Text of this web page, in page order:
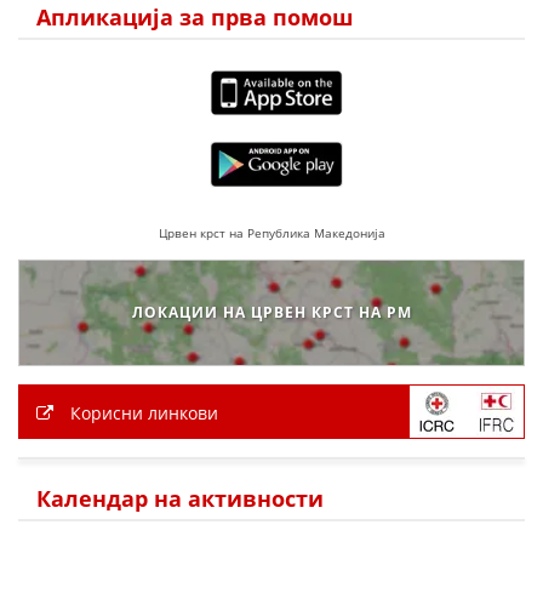
Апликација за прва помош
Црвен крст на Република Македонија
ЛОКАЦИИ НА ЦРВЕН КРСТ НА РМ
Корисни линкови
Календар на активности